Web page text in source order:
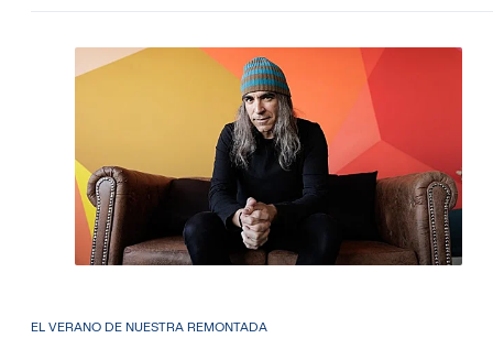
EL VERANO DE NUESTRA REMONTADA